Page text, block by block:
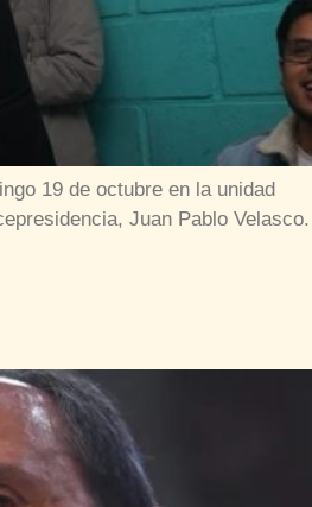
19 de octubre en la unidad
Juan Pablo Velasco.